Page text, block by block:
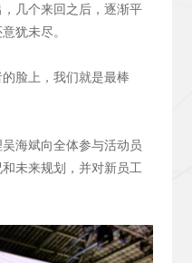
几个来回之后，逐渐平
犹未尽。
脸上，我们就是最棒
海斌向全体参与活动员
未来规划，并对新员工